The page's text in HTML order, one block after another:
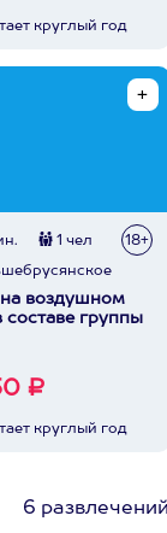
круглый год
1 чел 18+
на воздушном
составе группы
₽
круглый год
6